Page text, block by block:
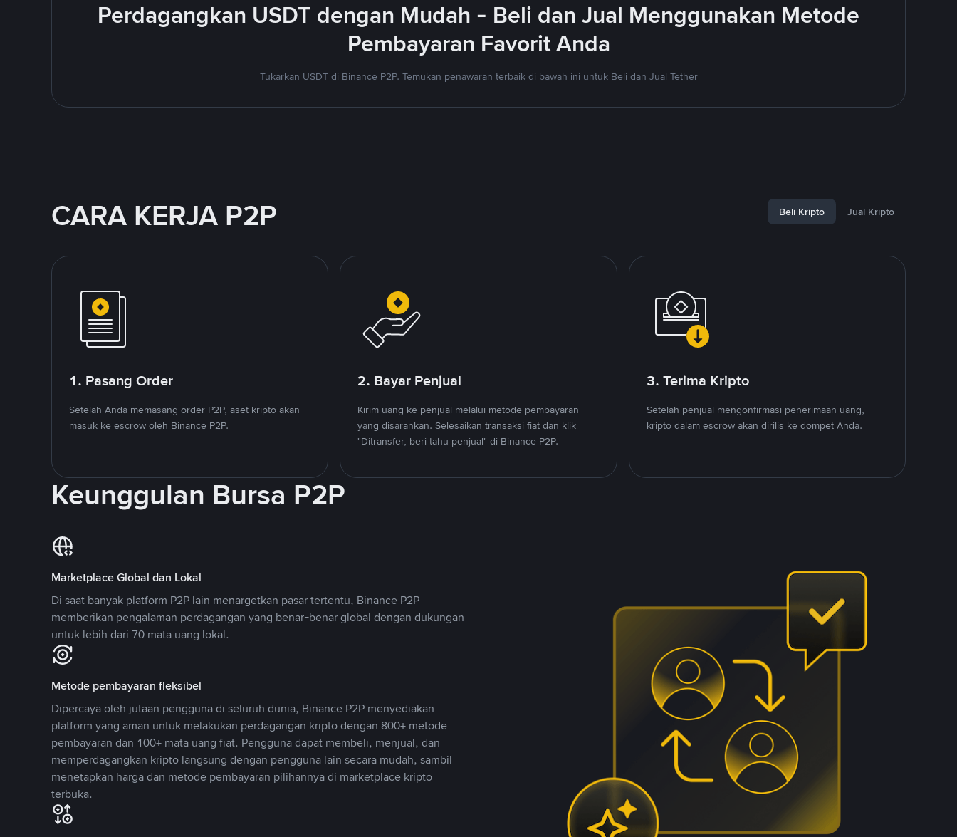
Perdagangkan USDT dengan Mudah - Beli dan Jual Menggunakan Metode
Pembayaran Favorit Anda
Tukarkan USDT di Binance P2P. Temukan penawaran terbaik di bawah ini untuk Beli dan Jual Tether
CARA KERJA P2P Beli Kripto Jual Kripto
1. Pasang Order
Setelah Anda memasang order P2P, aset kripto akan
masuk ke escrow oleh Binance P2P.
2. Bayar Penjual
Kirim uang ke penjual melalui metode pembayaran
yang disarankan. Selesaikan transaksi fiat dan klik
"Ditransfer, beri tahu penjual" di Binance P2P.
3. Terima Kripto
Setelah penjual mengonfirmasi penerimaan uang,
kripto dalam escrow akan dirilis ke dompet Anda.
Keunggulan Bursa P2P
Marketplace Global dan Lokal
Di saat banyak platform P2P lain menargetkan pasar tertentu, Binance P2P
memberikan pengalaman perdagangan yang benar-benar global dengan dukungan
untuk lebih dari 70 mata uang lokal.
Metode pembayaran fleksibel
Dipercaya oleh jutaan pengguna di seluruh dunia, Binance P2P menyediakan
platform yang aman untuk melakukan perdagangan kripto dengan 800+ metode
pembayaran dan 100+ mata uang fiat. Pengguna dapat membeli, menjual, dan
memperdagangkan kripto langsung dengan pengguna lain secara mudah, sambil
menetapkan harga dan metode pembayaran pilihannya di marketplace kripto
terbuka.